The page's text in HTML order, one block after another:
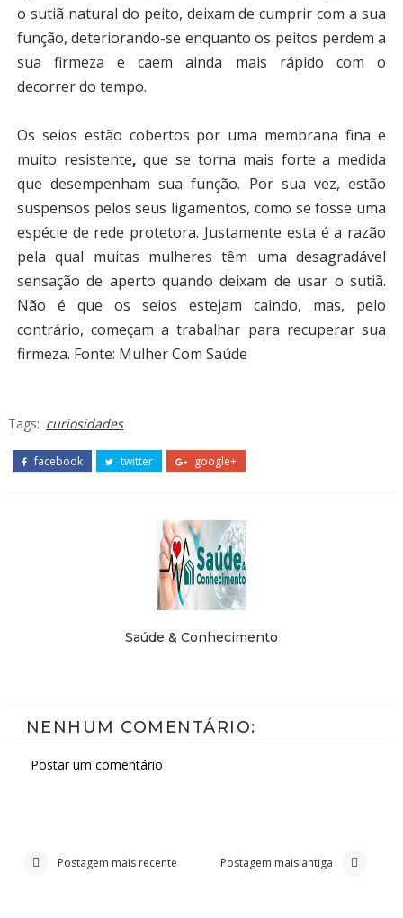
o sutiã natural do peito, deixam de cumprir com a sua
função, deteriorando-se enquanto os peitos perdem a
sua firmeza e caem ainda mais rápido com o
decorrer do tempo.
Os seios estão cobertos por uma membrana fina e
muito resistente, que se torna mais forte a medida
que desempenham sua função. Por sua vez, estão
suspensos pelos seus ligamentos, como se fosse uma
espécie de rede protetora. Justamente esta é a razão
pela qual muitas mulheres têm uma desagradável
sensação de aperto quando deixam de usar o sutiã.
Não é que os seios estejam caindo, mas, pelo
contrário, começam a trabalhar para recuperar sua
firmeza. Fonte: Mulher Com Saúde
Tags: curiosidades
facebook twitter google+
Saúde & Conhecimento
NENHUM COMENTÁRIO:
Postar um comentário
Postagem mais recente Postagem mais antiga